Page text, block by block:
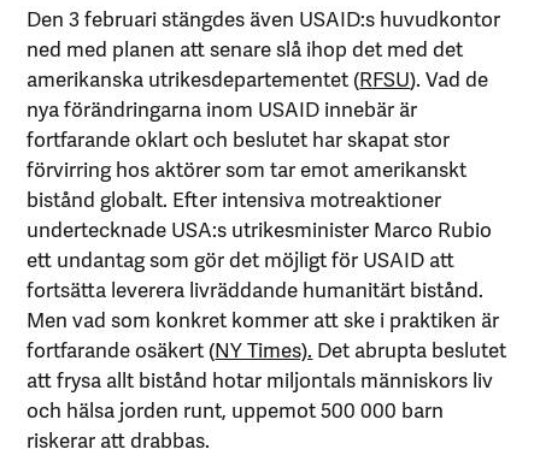
Den 3 februari stängdes även USAID:s huvudkontor
ned med planen att senare slå ihop det med det
amerikanska utrikesdepartementet (RFSU). Vad de
nya förändringarna inom USAID innebär är
fortfarande oklart och beslutet har skapat stor
förvirring hos aktörer som tar emot amerikanskt
bistånd globalt. Efter intensiva motreaktioner
undertecknade USA:s utrikesminister Marco Rubio
ett undantag som gör det möjligt för USAID att
fortsätta leverera livräddande humanitärt bistånd.
Men vad som konkret kommer att ske i praktiken är
fortfarande osäkert (NY Times). Det abrupta beslutet
att frysa allt bistånd hotar miljontals människors liv
och hälsa jorden runt, uppemot 500 000 barn
riskerar att drabbas.